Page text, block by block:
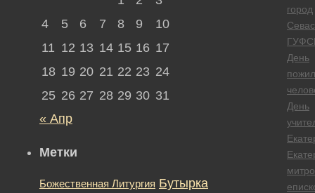
город
День
День
4
5 6 7 8 9
10
11 12 13 14 15 16 17
18 19 20 21 22 23 24
25 26 27 28 29 30 31
« Апр
Метки
Божественная Литургия Бутырка